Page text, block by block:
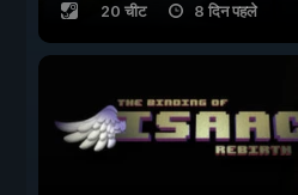
20 चीट 8 दिन पहले